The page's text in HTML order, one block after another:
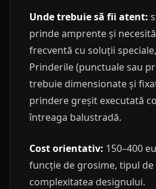
Unde trebuie să fii atent:
prinde amprente și
frecventă cu soluții
Prinderile (punctuale sau
trebuie dimensionate și
prindere greșit executată
întreaga balustradă.
Cost orientativ: 150–400
funcție de grosime, tipul
complexitatea designului.